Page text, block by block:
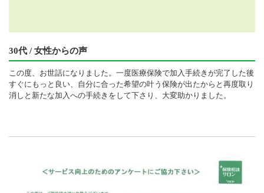
30代 / 女性からの声
この度、お世話になりました。一度医療保険で加入手続きが完了した後
すぐにもっと良い、自分に合った希望の叶う保険が出たからと再度取り
消しと新たな加入への手続きをして下さり、大変助かりました。